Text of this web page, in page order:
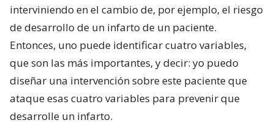
interviniendo en el cambio de, por ejemplo, el riesgo
de desarrollo de un infarto de un paciente.
Entonces, uno puede identificar cuatro variables,
que son las más importantes, y decir: yo puedo
diseñar una intervención sobre este paciente que
ataque esas cuatro variables para prevenir que
desarrolle un infarto.